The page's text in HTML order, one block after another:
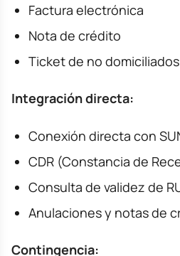
Factura electrónica
Nota de crédito
Ticket de no domiciliados
Integración directa:
Conexión directa con
CDR (Constancia de
Consulta de validez de
Anulaciones y notas de
Contingencia: